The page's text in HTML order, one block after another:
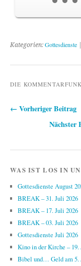
Kategorien: Gottesdienste
DIE
← Vorheriger Beitrag
Nächster
WAS IST LOS IN
Gottesdienste August
BREAK – 31. Juli 2026
BREAK – 17. Juli 2026
BREAK – 03. Juli 2026
Gottesdienste Juli 2026
Kino in der Kirche – 19.
Bibel und… Geld am 5.